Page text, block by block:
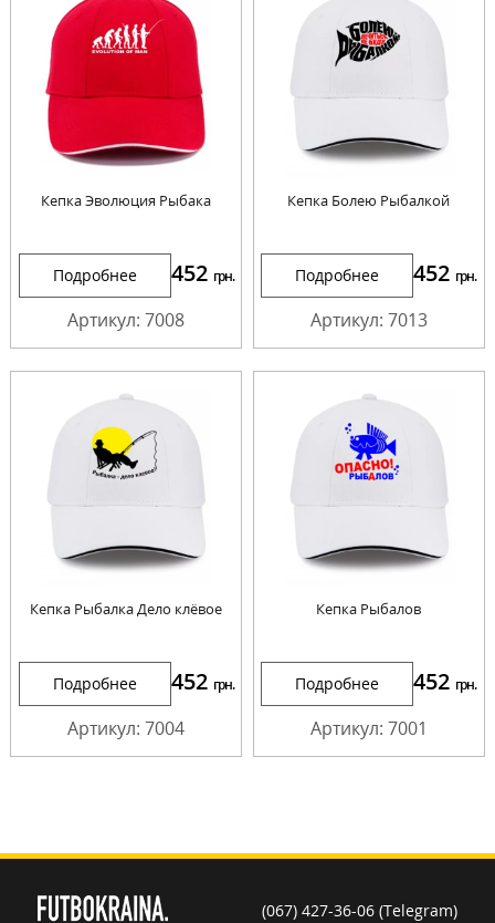
Кепка Эволюция Рыбака
Подробнее 452 грн.
Артикул: 7008
Кепка Болею Рыбалкой
Подробнее 452 грн.
Артикул: 7013
Кепка Рыбалка Дело клёвое
Подробнее 452 грн.
Артикул: 7004
Кепка Рыбалов
Подробнее 452 грн.
Артикул: 7001
(067) 427-36-06 (Telegram)